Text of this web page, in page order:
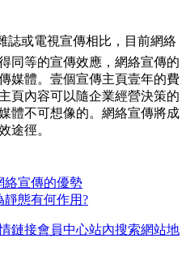
誌或電視宣傳相比，目前網絡
同等的宣傳效應，網絡宣傳的
媒體。壹個宣傳主頁壹年的費
頁內容可以隨企業經營決策的
體不可想像的。網絡宣傳將成
途徑。
絡宣傳的優勢
態有何作用?
鏈接會員中心站內搜索網站地